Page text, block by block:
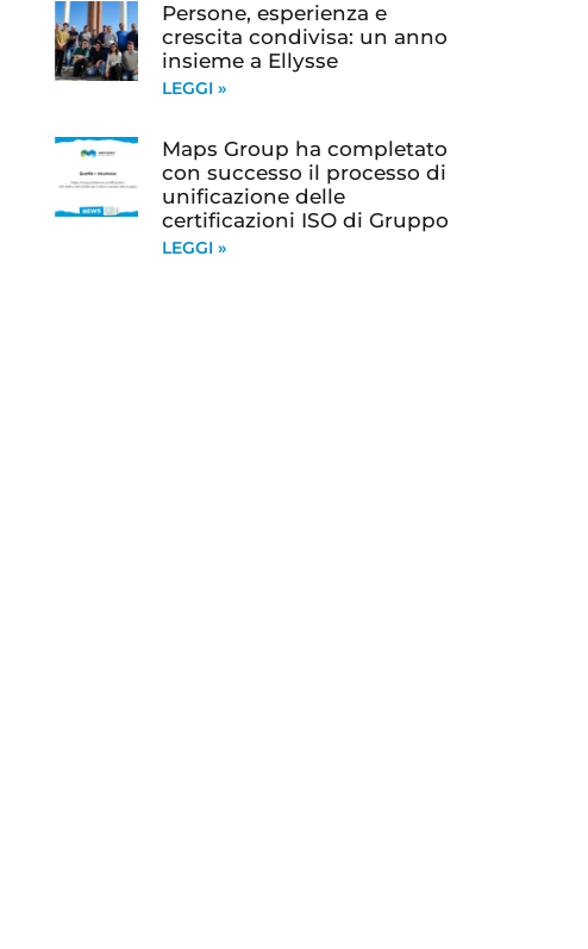
Persone, esperienza e
crescita condivisa: un anno
insieme a Ellysse
LEGGI »
Maps Group ha completato
con successo il processo di
unificazione delle
certificazioni ISO di Gruppo
LEGGI »